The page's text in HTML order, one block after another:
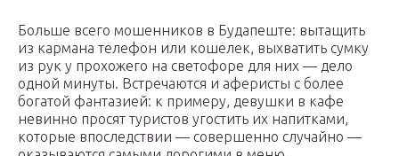
Больше всего мошенников в Будапеште: вытащить
из кармана телефон или кошелек, выхватить сумку
из рук у прохожего на светофоре для них — дело
одной минуты. Встречаются и аферисты с более
богатой фантазией: к примеру, девушки в кафе
невинно просят туристов угостить их напитками,
которые впоследствии — совершенно случайно —